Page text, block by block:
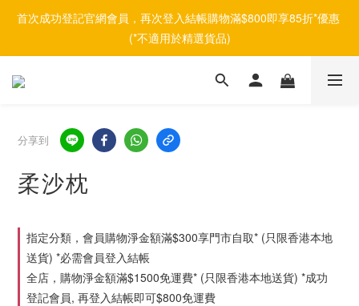
首次成功登記官網會員，再次登入結帳購物滿$800即享85折*優惠
(*不適用於精選貨品)
分享到
柔沙枕
指定分類，會員購物淨金額滿$300享門市自取* (只限香港本地
送貨) *必需會員登入結帳
全店，購物淨金額滿$1500免運費* (只限香港本地送貨) *成功
登記會員, 再登入結帳即可$800免運費